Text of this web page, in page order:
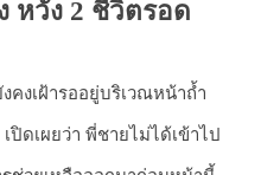
หวัง 2 ชีวิตรอด
งเฝ้ารออยู่บริเวณหน้าถ้ำ
ดเผยว่า พี่ชายไม่ได้เข้าไป